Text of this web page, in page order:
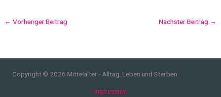
← Vorheriger Beitrag Nächster Beitrag →
Copyright © 2026 Mittelalter - Alltag, Leben und Sterben
Impressum